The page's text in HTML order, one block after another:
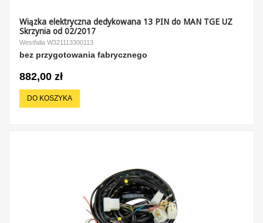
Wiązka elektryczna dedykowana 13 PIN do MAN TGE UZ
Skrzynia od 02/2017
Westfalia W321113300113
bez przygotowania fabrycznego
882,00 zł
DO KOSZYKA